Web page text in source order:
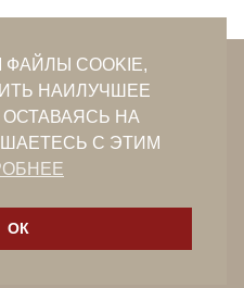
ярмарке
COOKIE,
НАИЛУЧШЕЕ
НА
С ЭТИМ
ОК